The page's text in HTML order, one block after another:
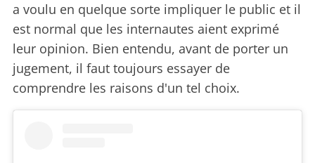
a voulu en quelque sorte impliquer le public et il
est normal que les internautes aient exprimé
leur opinion. Bien entendu, avant de porter un
jugement, il faut toujours essayer de
comprendre les raisons d'un tel choix.